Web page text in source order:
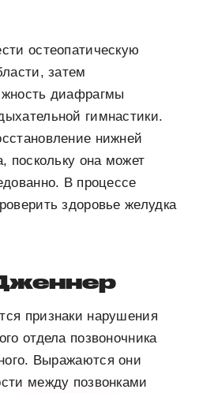
остеопатическую
затем
диафрагмы
гимнастики.
нижней
поскольку она может
В процессе
здоровье желудка
признаки нарушения
отдела позвоночника
Выражаются они
между позвонками